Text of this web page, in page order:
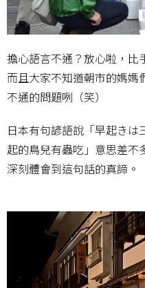
擔心語言不通？放心啦，比
而且大家不知道朝市的媽
不通的問題咧（笑）
日本有句諺語說「早起き
起的鳥兒有蟲吃」意思差
深刻體會到這句話的真諦。